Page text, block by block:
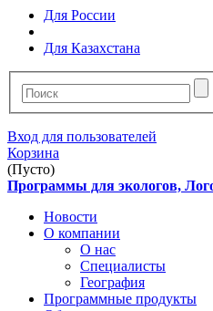
Для России
Для Казахстана
Вход для пользователей
Корзина
(Пусто)
Программы для экологов,
Новости
О компании
О нас
Специалисты
География
Программные продукты